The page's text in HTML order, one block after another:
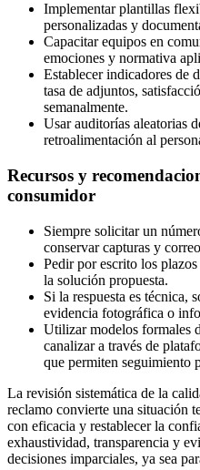
Implementar plantillas
personalizadas y
Capacitar equipos en
emociones y normativa
Establecer indicadores de
tasa de adjuntos,
semanalmente.
Usar auditorías aleatorias
retroalimentación al
Recursos y
consumidor
Siempre solicitar un
conservar capturas y
Pedir por escrito los
la solución propuesta.
Si la respuesta es técnica,
evidencia fotográfica o
Utilizar modelos formales
canalizar a través de
que permiten seguimiento
La revisión sistemática de la
reclamo convierte una situación
con eficacia y restablecer la
exhaustividad, transparencia y
decisiones imparciales, ya sea